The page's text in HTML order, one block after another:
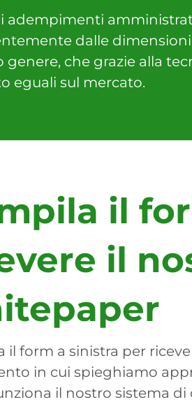
adempimenti
dalle dimensioni
che grazie alla
eguali sul mercato.
il
il
il form a sinistra per
in cui spieghiamo
il nostro sistema